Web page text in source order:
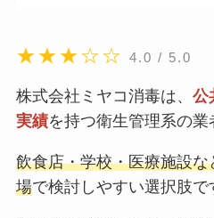
★★★☆☆ 4.0 / 5.0
株式会社ミヤコ消毒は、 公
実績を持つ衛生管理系の業
飲食店・学校・医療施設
場で検討しやすい選択肢で